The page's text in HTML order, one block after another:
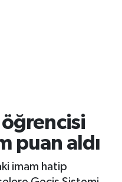
puan aldı
imam hatip